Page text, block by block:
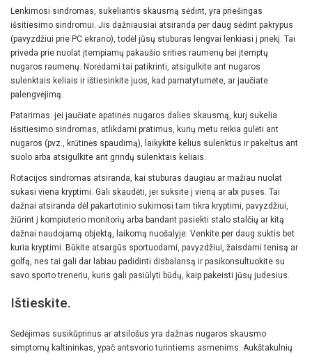
Lenkimosi sindromas, sukeliantis skausmą sėdint, yra priešingas
išsitiesimo sindromui. Jis dažniausiai atsiranda per daug sėdint pakrypus
(pavyzdžiui prie PC ekrano), todėl jūsų stuburas lengvai lenkiasi į priekį. Tai
priveda prie nuolat įtempiamų pakaušio srities raumenų bei įtemptų
nugaros raumenų. Norėdami tai patikrinti, atsigulkite ant nugaros
sulenktais keliais ir ištiesinkite juos, kad pamatytumėte, ar jaučiate
palengvėjimą.
Patarimas: jei jaučiate apatinės nugaros dalies skausmą, kurį sukelia
išsitiesimo sindromas, atlikdami pratimus, kurių metu reikia gulėti ant
nugaros (pvz., krūtinės spaudimą), laikykite kelius sulenktus ir pakeltus ant
suolo arba atsigulkite ant grindų sulenktais keliais.
Rotacijos sindromas atsiranda, kai stuburas daugiau ar mažiau nuolat
sukasi viena kryptimi. Gali skaudėti, jei suksite į vieną ar abi puses. Tai
dažnai atsiranda dėl pakartotinio sukimosi tam tikra kryptimi, pavyzdžiui,
žiūrint į kompiuterio monitorių arba bandant pasiekti stalo stalčių ar kitą
dažnai naudojamą objektą, laikomą nuošalyje. Venkite per daug suktis bet
kuria kryptimi. Būkite atsargūs sportuodami, pavyzdžiui, žaisdami tenisą ar
golfą, nes tai gali dar labiau padidinti disbalansą ir pasikonsultuokite su
savo sporto treneriu, kuris gali pasiūlyti būdų, kaip pakeisti jūsų judesius.
Ištieskite.
Sėdėjimas susikūprinus ar atsilošus yra dažnas nugaros skausmo
simptomų kaltininkas, ypač antsvorio turintiems asmenims. Aukštakulnių